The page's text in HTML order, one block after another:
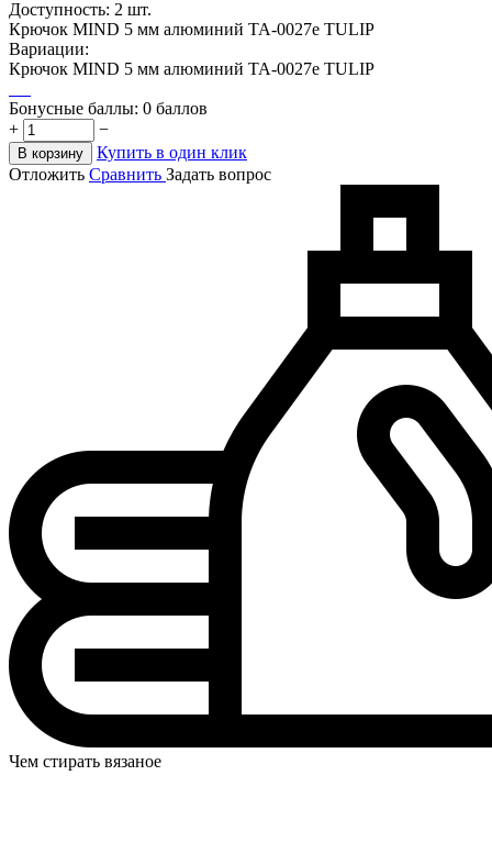
Доступность: 2 шт.
Крючок MIND 5 мм алюминий TA-0027e TULIP
Вариации:
Крючок MIND 5 мм алюминий TA-0027e TULIP
Бонусные баллы: 0 баллов
+
−
В корзину
Купить в один клик
Отложить Сравнить Задать вопрос
Чем стирать вязаное